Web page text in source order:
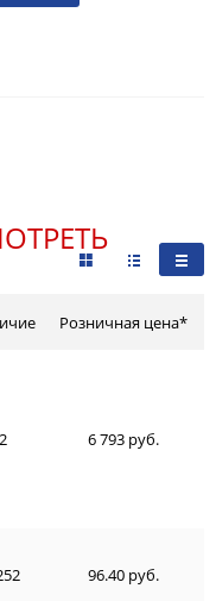
Розничная цена*
2 6 793 руб.
96.40 руб.